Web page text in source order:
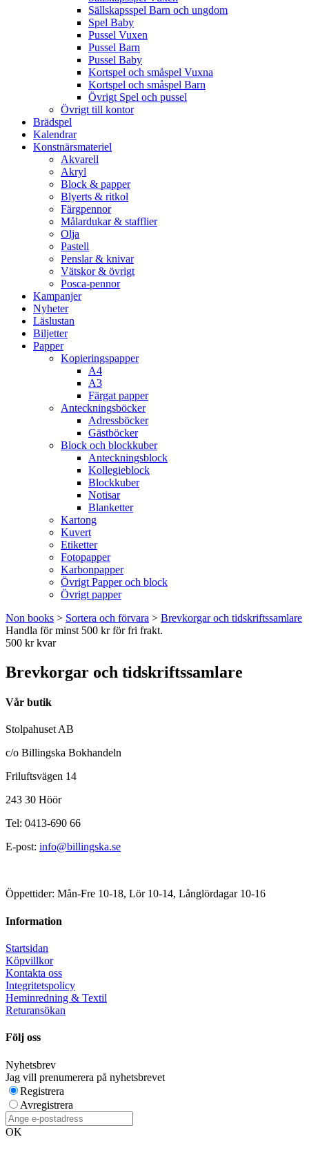
Sällskapsspel Barn och ungdom
Spel Baby
Pussel Vuxen
Pussel Barn
Pussel Baby
Kortspel och småspel Vuxna
Kortspel och småspel Barn
Övrigt Spel och pussel
Övrigt till kontor
Brädspel
Kalendrar
Konstnärsmateriel
Akvarell
Akryl
Block & papper
Blyerts & ritkol
Färgpennor
Målardukar & stafflier
Olja
Pastell
Penslar & knivar
Vätskor & övrigt
Posca-pennor
Kampanjer
Nyheter
Läslustan
Biljetter
Papper
Kopieringspapper
A4
A3
Färgat papper
Anteckningsböcker
Adressböcker
Gästböcker
Block och blockkuber
Anteckningsblock
Kollegieblock
Blockkuber
Notisar
Blanketter
Kartong
Kuvert
Etiketter
Fotopapper
Karbonpapper
Övrigt Papper och block
Övrigt papper
Non books > Sortera och förvara > Brevkorgar och tidskriftssamlare
Handla för minst 500 kr för fri frakt.
500 kr kvar
Brevkorgar och tidskriftssamlare
Vår butik
Stolpahuset AB
c/o Billingska Bokhandeln
Friluftsvägen 14
243 30 Höör
Tel: 0413-690 66
E-post: info@billingska.se
Öppettider: Mån-Fre 10-18, Lör 10-14, Långlördagar 10-16
Information
Startsidan
Köpvillkor
Kontakta oss
Integritetspolicy
Heminredning & Textil
Returansökan
Följ oss
Nyhetsbrev
Jag vill prenumerera på nyhetsbrevet
Registrera
Avregistrera
OK